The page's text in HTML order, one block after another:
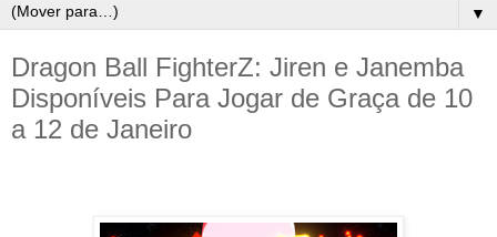
▼
Dragon Ball FighterZ: Jiren e Janemba
Disponíveis Para Jogar ​​de Graça de 10
a 12 de Janeiro